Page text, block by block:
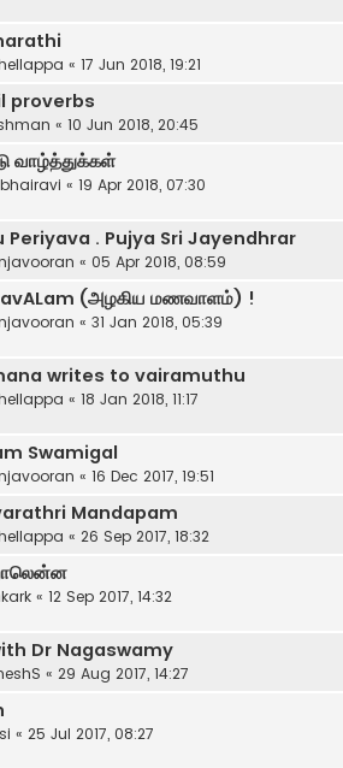
« 17 Jun 2018, 19:21
proverbs
« 10 Jun 2018, 20:45
வாழ்த்துக்கள்
« 19 Apr 2018, 07:30
Periyava . Pujya Sri Jayendhrar
« 05 Apr 2018, 08:59
(அழகிய மணவாளம்) !
« 31 Jan 2018, 05:39
writes to vairamuthu
« 18 Jan 2018, 11:17
Swamigal
« 16 Dec 2017, 19:51
Mandapam
« 26 Sep 2017, 18:32
« 12 Sep 2017, 14:32
Dr Nagaswamy
« 29 Aug 2017, 14:27
« 25 Jul 2017, 08:27